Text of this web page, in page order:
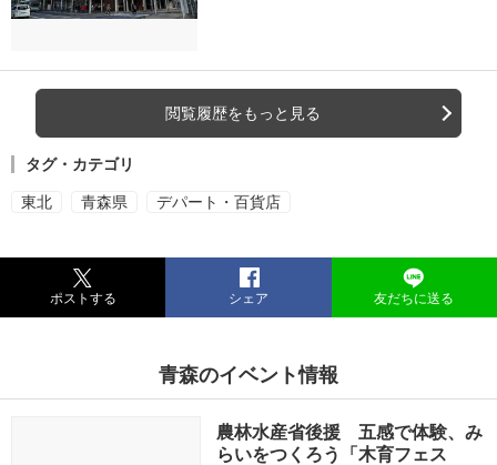
閲覧履歴をもっと見る
タグ・カテゴリ
東北 青森県 デパート・百貨店
ポストする シェア 友だちに送る
青森のイベント情報
農林水産省後援 五感で体験、み
らいをつくろう「木育フェス